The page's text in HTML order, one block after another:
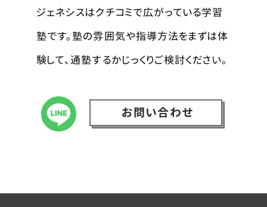
ジェネシスはクチコミで広がっている学習
塾です。塾の雰囲気や指導方法をまずは体
験して、通塾するかじっくりご検討ください。
お問い合わせ